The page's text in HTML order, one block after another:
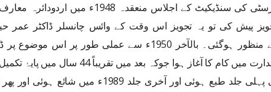
پنجاب یونیورسٹی کی سنڈیکیٹ کے اجلاس منعقدہ
پیش کی تو یہ تجویز اس وقت کے وائس چانسلر ڈاکٹر عمر
دلچسپی سے منظور ہوگئی۔ بالآخر 1950ء سے عملی طور پر
میں اس کی پہلی جلد طبع ہوئی اور آخری جلد 1989ء